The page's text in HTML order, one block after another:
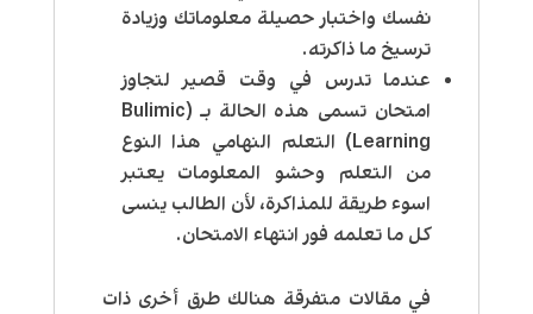
نفسك واختبار حصيلة معلوماتك وزيادة
ترسيخ ما ذاكرته.
عندما تدرس في وقت قصير لتجاوز
امتحان تسمى هذه الحالة بـ (Bulimic
Learning) التعلم النهامي هذا النوع
من التعلم وحشو المعلومات يعتبر
اسوء طريقة للمذاكرة، لأن الطالب ينسى
كل ما تعلمه فور انتهاء الامتحان.
في مقالات متفرقة هنالك طرق أخرى ذات